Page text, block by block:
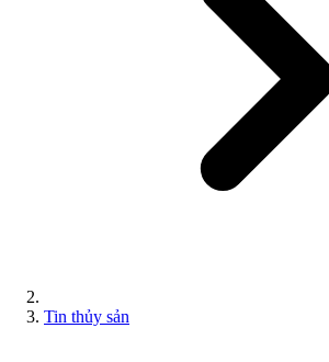
Tin thủy sản